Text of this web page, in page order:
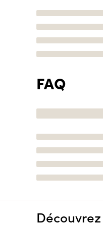
FAQ